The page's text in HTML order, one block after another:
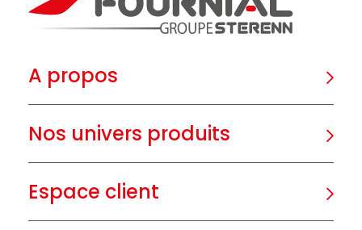
A propos
Nos univers produits
Espace client